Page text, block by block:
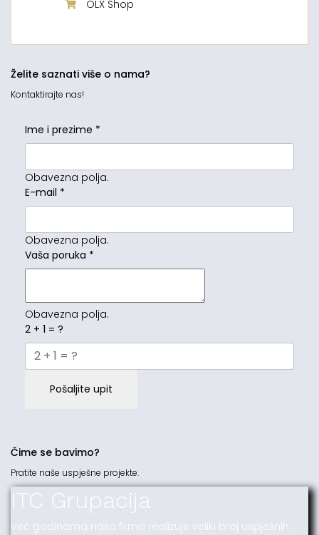
OLX Shop
Želite saznati više o nama?
Kontaktirajte nas!
Ime i prezime *
Obavezna polja.
E-mail *
Obavezna polja.
Vaša poruka *
Obavezna polja.
2 + 1 = ?
Pošaljite upit
Čime se bavimo?
Pratite naše uspješne projekte.
ITC Grupacija
Već godinama naša firma realizuje veliki broj uspješnih